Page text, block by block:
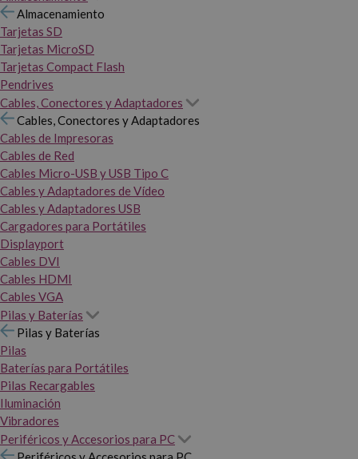
Almacenamiento
Tarjetas SD
Tarjetas MicroSD
Tarjetas Compact Flash
Pendrives
Cables, Conectores y Adaptadores
Cables, Conectores y Adaptadores
Cables de Impresoras
Cables de Red
Cables Micro-USB y USB Tipo C
Cables y Adaptadores de Vídeo
Cables y Adaptadores USB
Cargadores para Portátiles
Displayport
Cables DVI
Cables HDMI
Cables VGA
Pilas y Baterías
Pilas y Baterías
Pilas
Baterías para Portátiles
Pilas Recargables
Iluminación
Vibradores
Periféricos y Accesorios para PC